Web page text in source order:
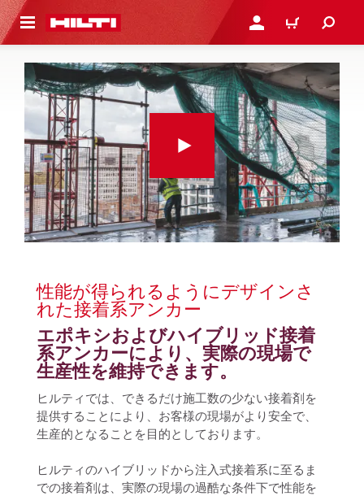
内容を表示 ログイン・新規オンライ
カート
性能が得られるようにデザインさ
れた接着系アンカー
エポキシおよびハイブリッド接着
系アンカーにより、実際の現場で
生産性を維持できます。
ヒルティでは、できるだけ施工数の少ない接着剤を
提供することにより、お客様の現場がより安全で、
生産的となることを目的としております。
ヒルティのハイブリッドから注入式接着系に至るま
での接着剤は、実際の現場の過酷な条件下で性能を